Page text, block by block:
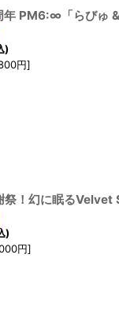
)
円]
)
円]